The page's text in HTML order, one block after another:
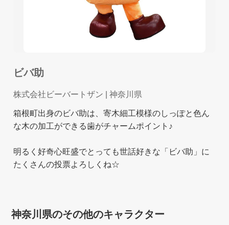
ビバ助
株式会社ビーバートザン | 神奈川県
箱根町出身のビバ助は、寄木細工模様のしっぽと色ん
な木の加工ができる歯がチャームポイント♪
明るく好奇心旺盛でとっても世話好きな「ビバ助」に
たくさんの投票よろしくね☆
神奈川県のその他のキャラクター